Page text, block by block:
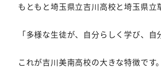
もともと埼玉県立吉川高校と埼玉県
「多様な生徒が、自分らしく学び、自
これが吉川美南高校の大きな特徴です。